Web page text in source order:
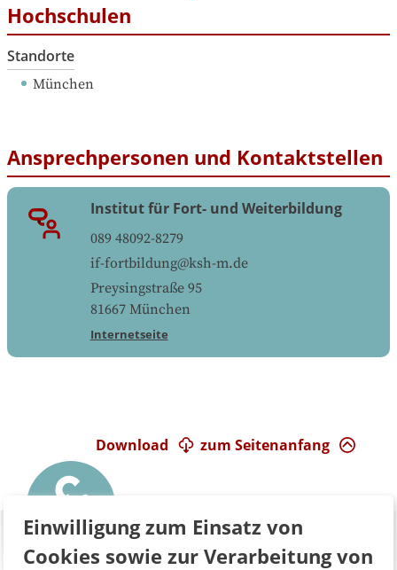
Hochschulen
Standorte
München
Ansprechpersonen und Kontaktstellen
Institut für Fort- und Weiterbildung
089 48092-8279
if-fortbildung@ksh-m.de
Preysingstraße 95
81667 München
Internetseite
zum Seitenanfang
Download
Einwilligung zum Einsatz von
Cookies sowie zur Verarbeitung von